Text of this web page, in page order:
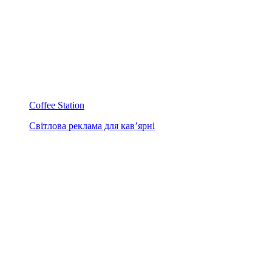
Coffee Station
Світлова реклама для кав’ярні